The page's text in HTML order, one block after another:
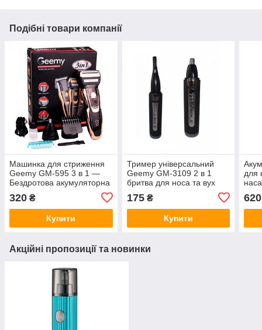
Подібні товари компанії
Машинка для стриження
Geemy GM-595 3 в 1 —
Бездротова акумуляторна
машинка, тример, бритва
320 ₴
Купити
Тример універсальний
Geemy GM-3109 2 в 1
бритва для носа та вух
175₴
Купити
для
620
Акційні пропозиції та новинки